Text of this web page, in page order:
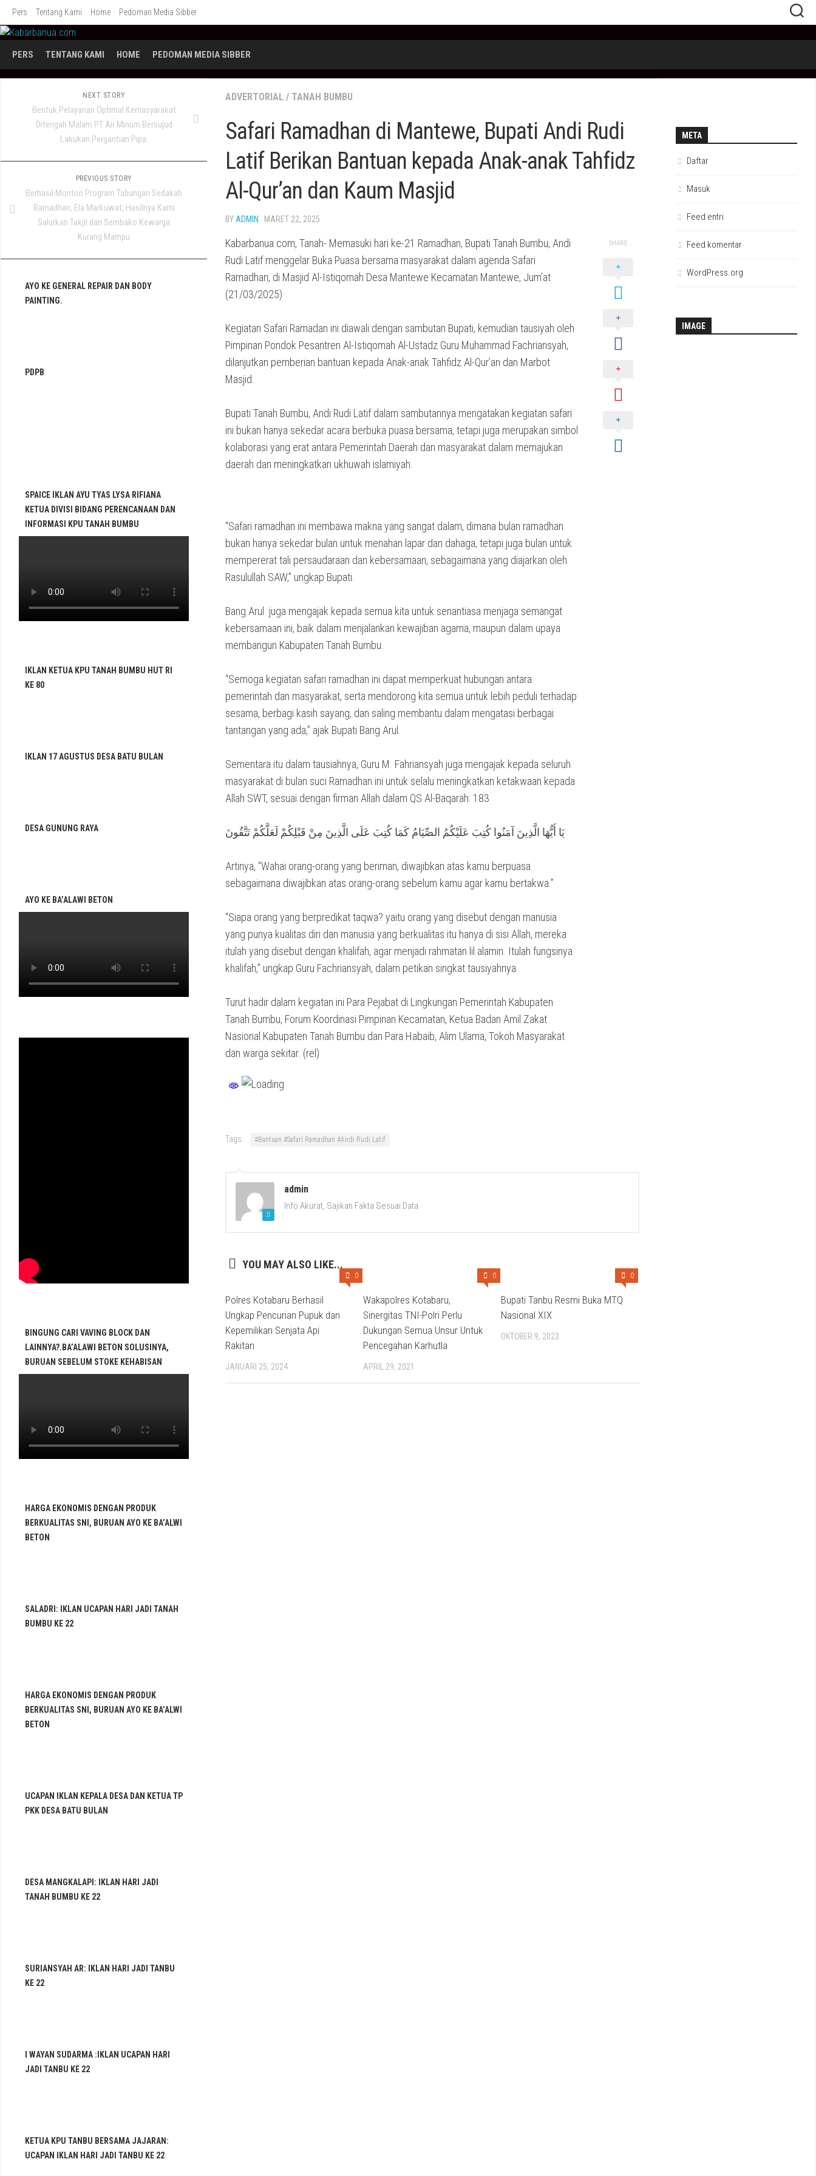
Skip
content
Pers Tentang Kami Home Pedoman Media Sibber
PERS TENTANG KAMI HOME PEDOMAN MEDIA SIBBER
ADVERTORIAL / TANAH BUMBU
Safari Ramadhan di Mantewe, Bupati Andi Rudi
Latif Berikan Bantuan kepada Anak-anak Tahfidz
Al-Qur’an dan Kaum Masjid
BY ADMIN · MARET 22, 2025
Kabarbanua.com, Tanah- Memasuki hari ke-21 Ramadhan, Bupati Tanah Bumbu, Andi
Rudi Latif menggelar Buka Puasa bersama masyarakat dalam agenda Safari
Ramadhan, di Masjid Al-Istiqomah Desa Mantewe Kecamatan Mantewe, Jum’at
(21/03/2025)
Kegiatan Safari Ramadan ini diawali dengan sambutan Bupati, kemudian tausiyah oleh
Pimpinan Pondok Pesantren Al-Istiqomah Al-Ustadz Guru Muhammad Fachriansyah,
dilanjutkan pemberian bantuan kepada Anak-anak Tahfidz Al-Qur’an dan Marbot
Masjid.
Bupati Tanah Bumbu, Andi Rudi Latif dalam sambutannya mengatakan kegiatan safari
ini bukan hanya sekedar acara berbuka puasa bersama, tetapi juga merupakan simbol
kolaborasi yang erat antara Pemerintah Daerah dan masyarakat dalam memajukan
daerah dan meningkatkan ukhuwah islamiyah.
“Safari ramadhan ini membawa makna yang sangat dalam, dimana bulan ramadhan
bukan hanya sekedar bulan untuk menahan lapar dan dahaga, tetapi juga bulan untuk
mempererat tali persaudaraan dan kebersamaan, sebagaimana yang diajarkan oleh
Rasulullah SAW,” ungkap Bupati.
Bang Arul juga mengajak kepada semua kita untuk senantiasa menjaga semangat
kebersamaan ini, baik dalam menjalankan kewajiban agama, maupun dalam upaya
membangun Kabupaten Tanah Bumbu.
“Semoga kegiatan safari ramadhan ini dapat memperkuat hubungan antara
pemerintah dan masyarakat, serta mendorong kita semua untuk lebih peduli terhadap
sesama, berbagi kasih sayang, dan saling membantu dalam mengatasi berbagai
tantangan yang ada,” ajak Bupati Bang Arul.
Sementara itu dalam tausiahnya, Guru M. Fahriansyah juga mengajak kepada seluruh
masyarakat di bulan suci Ramadhan ini untuk selalu meningkatkan ketakwaan kepada
Allah SWT, sesuai dengan firman Allah dalam QS Al-Baqarah: 183
يَا أَيُّهَا الَّذِينَ آمَنُوا كُتِبَ عَلَيْكُمُ الصِّيَامُ كَمَا كُتِبَ عَلَى الَّذِينَ مِنْ قَبْلِكُمْ لَعَلَّكُمْ تَتَّقُونَ
Artinya, “Wahai orang-orang yang beriman, diwajibkan atas kamu berpuasa
sebagaimana diwajibkan atas orang-orang sebelum kamu agar kamu bertakwa.”
“Siapa orang yang berpredikat taqwa? yaitu orang yang disebut dengan manusia
yang punya kualitas diri dan manusia yang berkualitas itu hanya di sisi Allah, mereka
itulah yang disebut dengan khalifah, agar menjadi rahmatan lil alamin. Itulah fungsinya
khalifah,” ungkap Guru Fachriansyah, dalam petikan singkat tausiyahnya.
Turut hadir dalam kegiatan ini Para Pejabat di Lingkungan Pemerintah Kabupaten
Tanah Bumbu, Forum Koordinasi Pimpinan Kecamatan, Ketua Badan Amil Zakat
Nasional Kabupaten Tanah Bumbu dan Para Habaib, Alim Ulama, Tokoh Masyarakat
dan warga sekitar. (rel)
SHARE
Tags: #Bantuan #Safari Ramadhan #Andi Rudi Latif
admin
Info Akurat, Sajikan Fakta Sesuai Data
YOU MAY ALSO LIKE...
0
Polres Kotabaru Berhasil
Ungkap Pencurian Pupuk dan
Kepemilikan Senjata Api
Rakitan
JANUARI 25, 2024
0
Wakapolres Kotabaru,
Sinergitas TNI-Polri Perlu
Dukungan Semua Unsur Untuk
Pencegahan Karhutla
APRIL 29, 2021
0
Bupati Tanbu Resmi Buka MTQ
Nasional XIX
OKTOBER 9, 2023
NEXT STORY
Bentuk Pelayanan Optimal Kemasyarakat
Ditengah Malam PT Air Minum Bersujud
Lakukan Pergantian Pipa.
PREVIOUS STORY
Berhasil Montori Program Tabungan Sedakah
Ramadhan, Ela Markuwat, Hasilnya Kami
Salurkan Takjil dan Sembako Kewarga
Kurang Mampu
AYO KE GENERAL REPAIR DAN BODY
PAINTING.
PDPB
SPAICE IKLAN AYU TYAS LYSA RIFIANA
KETUA DIVISI BIDANG PERENCANAAN DAN
INFORMASI KPU TANAH BUMBU
IKLAN KETUA KPU TANAH BUMBU HUT RI
KE 80
IKLAN 17 AGUSTUS DESA BATU BULAN
DESA GUNUNG RAYA
AYO KE BA’ALAWI BETON
BINGUNG CARI VAVING BLOCK DAN
LAINNYA?.BA’ALAWI BETON SOLUSINYA,
BURUAN SEBELUM STOKE KEHABISAN
HARGA EKONOMIS DENGAN PRODUK
BERKUALITAS SNI, BURUAN AYO KE BA’ALWI
BETON
SALADRI: IKLAN UCAPAN HARI JADI TANAH
BUMBU KE 22
HARGA EKONOMIS DENGAN PRODUK
BERKUALITAS SNI, BURUAN AYO KE BA’ALWI
BETON
UCAPAN IKLAN KEPALA DESA DAN KETUA TP
PKK DESA BATU BULAN
DESA MANGKALAPI: IKLAN HARI JADI
TANAH BUMBU KE 22
SURIANSYAH AR: IKLAN HARI JADI TANBU
KE 22
I WAYAN SUDARMA :IKLAN UCAPAN HARI
JADI TANBU KE 22
KETUA KPU TANBU BERSAMA JAJARAN:
UCAPAN IKLAN HARI JADI TANBU KE 22
META
Daftar
Masuk
Feed entri
Feed komentar
WordPress.org
IMAGE